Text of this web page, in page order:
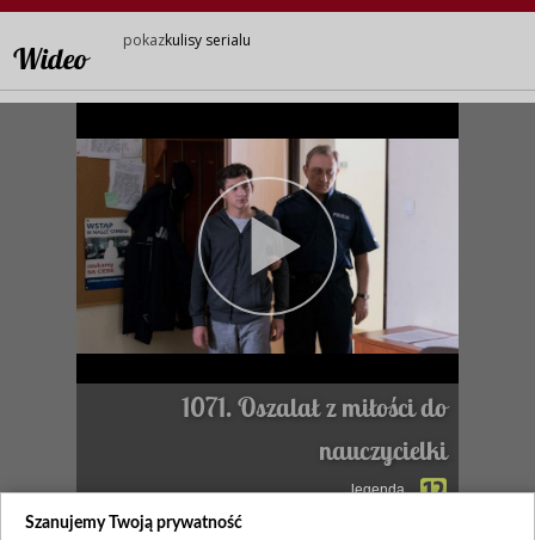
Wideo
pokazkulisy serialu
1071. Oszalał z miłości do
nauczycielki
legenda
Szanujemy Twoją prywatność